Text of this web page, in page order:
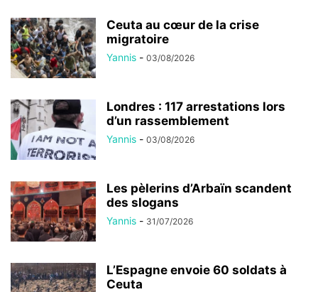
Ceuta au cœur de la crise
migratoire
Yannis - 03/08/2026
Londres : 117 arrestations lors
d’un rassemblement
Yannis - 03/08/2026
Les pèlerins d’Arbaïn scandent
des slogans
Yannis - 31/07/2026
L’Espagne envoie 60 soldats à
Ceuta